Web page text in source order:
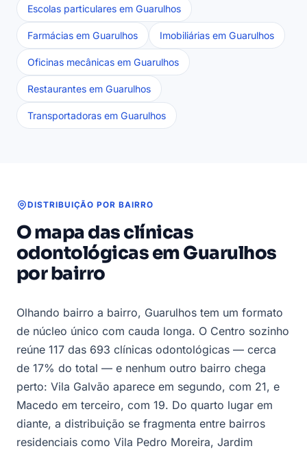
Escolas particulares em Guarulhos
Farmácias em Guarulhos Imobiliárias em Guarulhos
Oficinas mecânicas em Guarulhos
Restaurantes em Guarulhos
Transportadoras em Guarulhos
DISTRIBUIÇÃO POR BAIRRO
O mapa das clínicas
odontológicas em Guarulhos
por bairro
Olhando bairro a bairro, Guarulhos tem um formato
de núcleo único com cauda longa. O Centro sozinho
reúne 117 das 693 clínicas odontológicas — cerca
de 17% do total — e nenhum outro bairro chega
perto: Vila Galvão aparece em segundo, com 21, e
Macedo em terceiro, com 19. Do quarto lugar em
diante, a distribuição se fragmenta entre bairros
residenciais como Vila Pedro Moreira, Jardim